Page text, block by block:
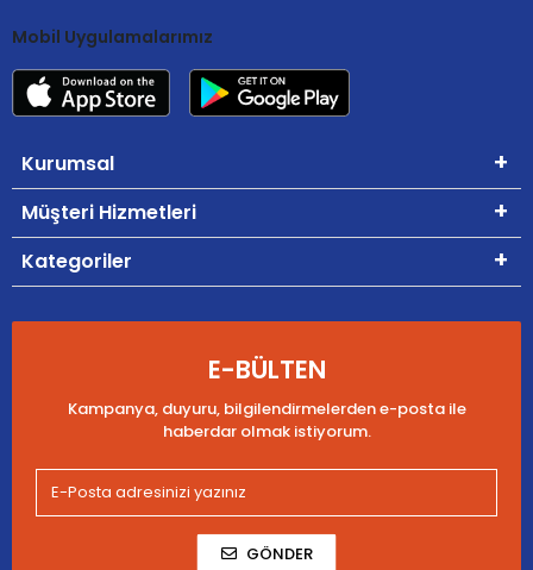
Mobil Uygulamalarımız
Kurumsal
Müşteri Hizmetleri
Kategoriler
E-BÜLTEN
Kampanya, duyuru, bilgilendirmelerden e-posta ile
haberdar olmak istiyorum.
GÖNDER